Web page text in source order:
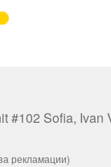
#102 Sofia, Ivan
рекламации)